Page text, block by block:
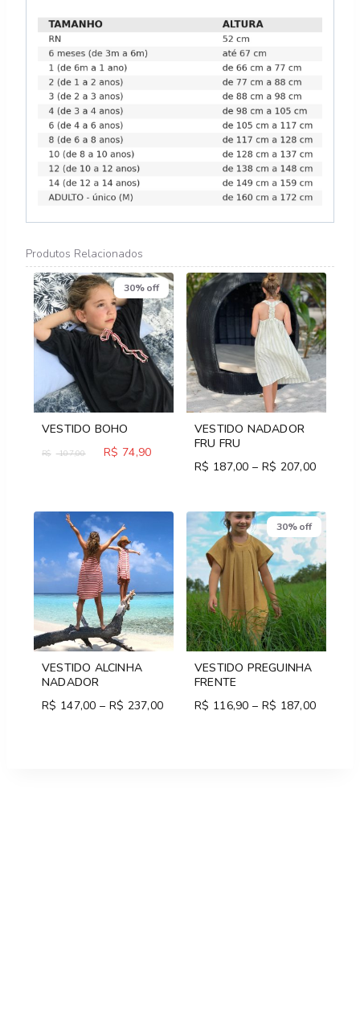
Produtos Relacionados
30% off
VESTIDO BOHO
R$ 107,00
O
R$ 107,00.
R$ 74,90
R$ 74,90.
VESTIDO NADADOR
FRU FRU
R$ 187,00 – R$ 207,00
through
R$
VESTIDO ALCINHA
NADADOR
R$ 147,00 – R$ 237,00
30% off
VESTIDO PREGUINHA
FRENTE
R$ 116,90 – R$ 187,00